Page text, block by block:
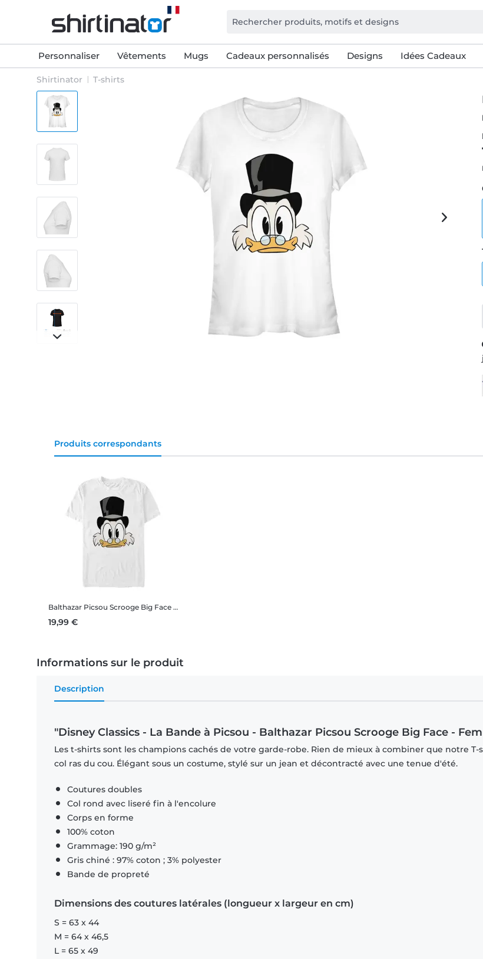
Personnaliser Vêtements Mugs Cadeaux personnalisés Designs Idées Cadeaux
Shirtinator T-shirts
Produits correspondants
Balthazar Picsou Scrooge Big Face Disney Classics - La Bande à Picsou - Balthazar Picsou Scrooge Big Face - Homme T-
19,99 €
Informations sur le produit
Description
"Disney Classics - La Bande à Picsou - Balthazar Picsou Scrooge Big Face -
Les t-shirts sont les champions cachés de votre garde-robe. Rien de mieux à combiner que notre T-
col ras du cou. Élégant sous un costume, stylé sur un jean et décontracté avec une tenue d'été.
Coutures doubles
Col rond avec liseré fin à l'encolure
Corps en forme
100% coton
Grammage: 190 g/m²
Gris chiné : 97% coton ; 3% polyester
Bande de propreté
Dimensions des coutures latérales (longueur x largeur en cm)
S = 63 x 44
M = 64 x 46,5
L = 65 x 49